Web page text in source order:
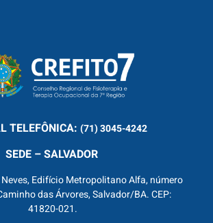
TELEFÔNICA: (71) 3045-4242
SEDE – SALVADOR
Edifício Metropolitano Alfa, número
das Árvores, Salvador/BA. CEP:
41820-021.